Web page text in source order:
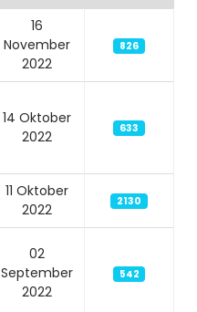
16
November
2022
826
14 Oktober
2022
633
11 Oktober
2022
2130
02
September
2022
542